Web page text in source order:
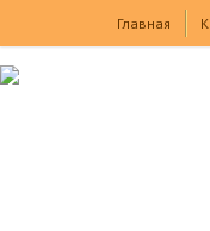
Главная